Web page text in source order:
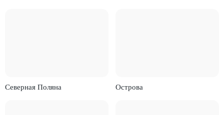
Северная Поляна Острова